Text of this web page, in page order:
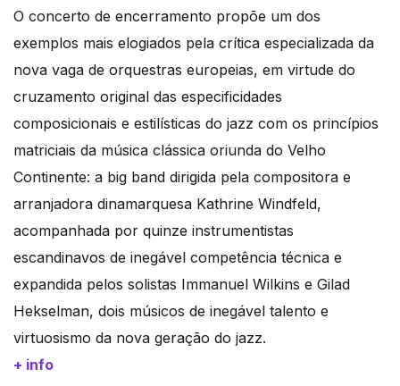
O concerto de encerramento propõe um dos
exemplos mais elogiados pela crítica especializada da
nova vaga de orquestras europeias, em virtude do
cruzamento original das especificidades
composicionais e estilísticas do jazz com os princípios
matriciais da música clássica oriunda do Velho
Continente: a big band dirigida pela compositora e
arranjadora dinamarquesa Kathrine Windfeld,
acompanhada por quinze instrumentistas
escandinavos de inegável competência técnica e
expandida pelos solistas Immanuel Wilkins e Gilad
Hekselman, dois músicos de inegável talento e
virtuosismo da nova geração do jazz.
+ info